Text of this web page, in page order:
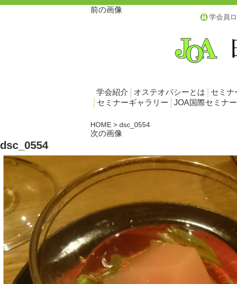
学会員
学会紹介 オステオパシーとは セミナ
セミナーギャラリー
JOA国際セミナ
HOME > dsc_0554
前の画像
次の画像
dsc_0554